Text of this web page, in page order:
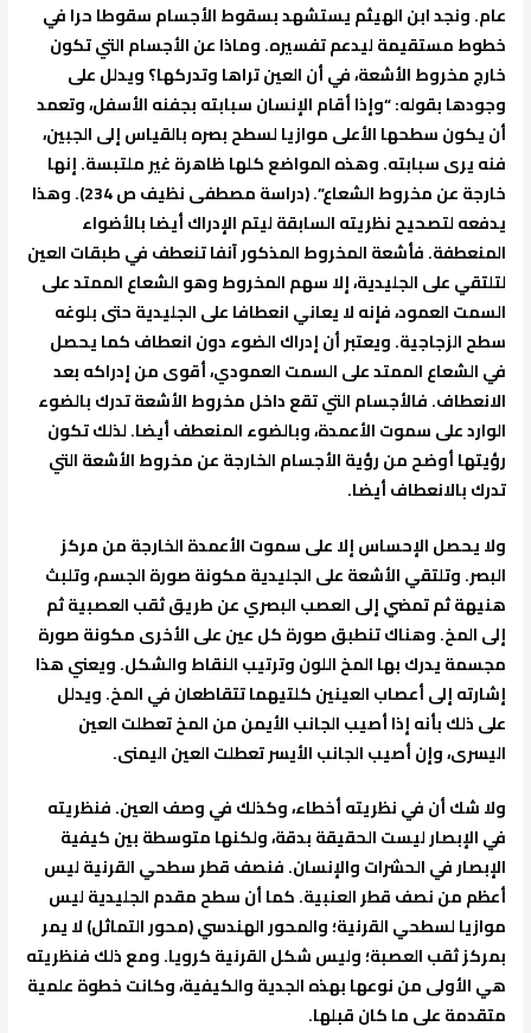
عام. ونجد ابن الهيثم يستشهد بسقوط الأجسام سقوطا حرا في
خطوط مستقيمة ليدعم تفسيره. وماذا عن الأجسام التي تكون
خارج مخروط الأشعة، في أن العين تراها وتدركها؟ ويدلل على
وجودها بقوله: “وإذا أقام الإنسان سبابته بجفنه الأسفل، وتعمد
أن يكون سطحها الأعلى موازيا لسطح بصره بالقياس إلى الجبين،
فنه يرى سبابته. وهذه المواضع كلها ظاهرة غير ملتبسة. إنها
خارجة عن مخروط الشعاع”. (دراسة مصطفى نظيف ص 234). وهذا
يدفعه لتصحيح نظريته السابقة ليتم الإدراك أيضا بالأضواء
المنعطفة. فأشعة المخروط المذكور آنفا تنعطف في طبقات العين
لتلتقي على الجليدية، إلا سهم المخروط وهو الشعاع الممتد على
السمت العمود، فإنه لا يعاني انعطافا على الجليدية حتى بلوغه
سطح الزجاجية. ويعتبر أن إدراك الضوء دون انعطاف كما يحصل
في الشعاع الممتد على السمت العمودي، أقوى من إدراكه بعد
الانعطاف. فالأجسام التي تقع داخل مخروط الأشعة تدرك بالضوء
الوارد على سموت الأعمدة، وبالضوء المنعطف أيضا. لذلك تكون
رؤيتها أوضح من رؤية الأجسام الخارجة عن مخروط الأشعة التي
تدرك بالانعطاف أيضا.
ولا يحصل الإحساس إلا على سموت الأعمدة الخارجة من مركز
البصر. وتلتقي الأشعة على الجليدية مكونة صورة الجسم، وتلبث
هنيهة ثم تمضي إلى العصب البصري عن طريق ثقب العصبية ثم
إلى المخ. وهناك تنطبق صورة كل عين على الأخرى مكونة صورة
مجسمة يدرك بها المخ اللون وترتيب النقاط والشكل. ويعني هذا
إشارته إلى أعصاب العينين كلتيهما تتقاطعان في المخ. ويدلل
على ذلك بأنه إذا أصيب الجانب الأيمن من المخ تعطلت العين
اليسرى، وإن أصيب الجانب الأيسر تعطلت العين اليمنى.
ولا شك أن في نظريته أخطاء، وكذلك في وصف العين. فنظريته
في الإبصار ليست الحقيقة بدقة، ولكنها متوسطة بين كيفية
الإبصار في الحشرات والإنسان. فنصف قطر سطحي القرنية ليس
أعظم من نصف قطر العنبية. كما أن سطح مقدم الجليدية ليس
موازيا لسطحي القرنية؛ والمحور الهندسي (محور التماثل) لا يمر
بمركز ثقب العصبة؛ وليس شكل القرنية كرويا. ومع ذلك فنظريته
هي الأولى من نوعها بهذه الجدية والكيفية، وكانت خطوة علمية
متقدمة على ما كان قبلها.